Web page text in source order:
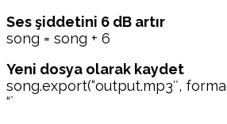
Ses şiddetini 6 dB artır
song = song + 6
Yeni dosya olarak kaydet
song.export(“output.mp3″,
“`